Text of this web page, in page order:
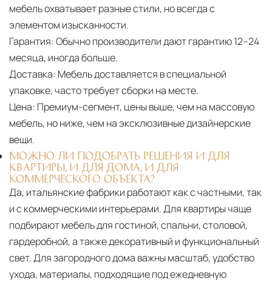
мебель охватывает разные стили, но всегда с
элементом изысканности.
Гарантия: Обычно производители дают гарантию 12–24
месяца, иногда больше.
Доставка: Мебель доставляется в специальной
упаковке, часто требует сборки на месте.
Цена: Премиум-сегмент, цены выше, чем на массовую
мебель, но ниже, чем на эксклюзивные дизайнерские
вещи.
МОЖНО ЛИ ПОДОБРАТЬ РЕШЕНИЯ И ДЛЯ
КВАРТИРЫ, И ДЛЯ ДОМА, И ДЛЯ
КОММЕРЧЕСКОГО ОБЪЕКТА?
Да, итальянские фабрики работают как с частными, так
и с коммерческими интерьерами. Для квартиры чаще
подбирают мебель для гостиной, спальни, столовой,
гардеробной, а также декоративный и функциональный
свет. Для загородного дома важны масштаб, удобство
ухода, материалы, подходящие под ежедневную